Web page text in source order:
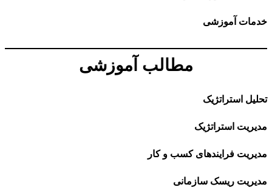
خدمات آموزشی
مطالب آموزشی
تحلیل استراتژیک
مدیریت استراتژیک
مدیریت فرایندهای کسب و کار
مدیریت ریسک سازمانی